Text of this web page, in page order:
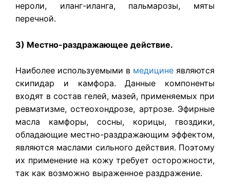
нероли, иланг-иланга, пальмарозы, мяты
перечной.
3) Местно-раздражающее действие.
Наиболее используемыми в медицине являются
скипидар и камфора. Данные компоненты
входят в состав гелей, мазей, применяемых при
ревматизме, остеохондрозе, артрозе. Эфирные
масла камфоры, сосны, корицы, гвоздики,
обладающие местно-раздражающим эффектом,
являются маслами сильного действия. Поэтому
их применение на кожу требует осторожности,
так как возможно выраженное раздражение.